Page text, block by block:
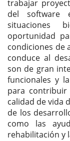
trabajar
del software
situaciones
oportunidad
condiciones de
conduce al
son de gran
funcionales y
para
calidad de vida
de los
como las
rehabilitación y